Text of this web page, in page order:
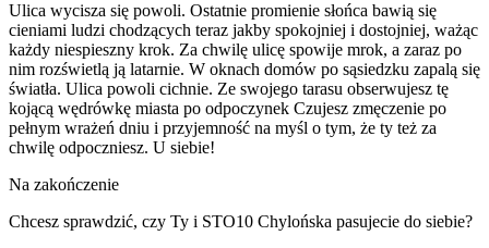
Ulica wycisza się powoli. Ostatnie promienie słońca bawią się
cieniami ludzi chodzących teraz jakby spokojniej i dostojniej, ważąc
każdy niespieszny krok. Za chwilę ulicę spowije mrok, a zaraz po
nim rozświetlą ją latarnie. W oknach domów po sąsiedzku zapalą się
światła. Ulica powoli cichnie. Ze swojego tarasu obserwujesz tę
kojącą wędrówkę miasta po odpoczynek Czujesz zmęczenie po
pełnym wrażeń dniu i przyjemność na myśl o tym, że ty też za
chwilę odpoczniesz. U siebie!
Na zakończenie
Chcesz sprawdzić, czy Ty i STO10 Chylońska pasujecie do siebie?